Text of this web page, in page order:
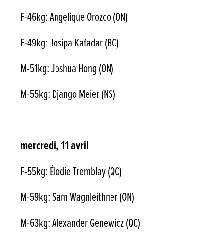
F-46kg: Angelique Orozco (ON)
F-49kg: Josipa Kafadar (BC)
M-51kg: Joshua Hong (ON)
M-55kg: Django Meier (NS)
mercredi, 11avril
F-55kg: Élodie Tremblay (QC)
M-59kg: Sam Wagnleithner (ON)
M-63kg: Alexander Genewicz (QC)